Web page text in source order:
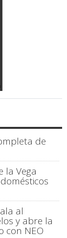
de
la Vega
al
y abre la
con NEO